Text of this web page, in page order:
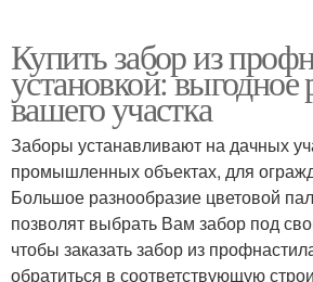
Купить забор из
установкой:
вашего участка
Заборы устанавливают на дачных
промышленных объектах, для
Большое разнообразие цветовой
позволят выбрать Вам забор под
чтобы заказать забор из
обратиться в соответствующую